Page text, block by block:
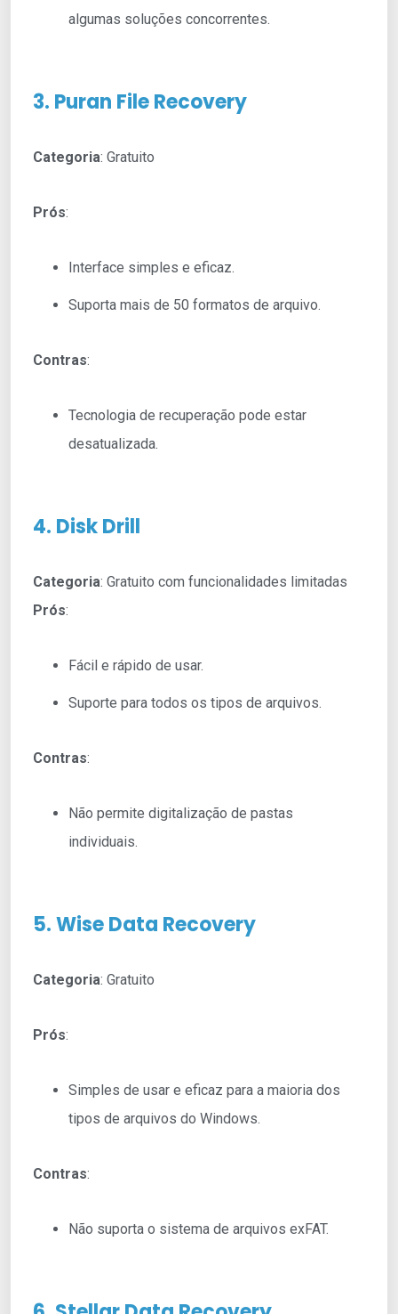
algumas soluções concorrentes.
3. Puran File Recovery
Categoria: Gratuito
Prós:
Interface simples e eficaz.
Suporta mais de 50 formatos de arquivo.
Contras:
Tecnologia de recuperação pode estar
desatualizada.
4. Disk Drill
Categoria: Gratuito com funcionalidades limitadas
Prós:
Fácil e rápido de usar.
Suporte para todos os tipos de arquivos.
Contras:
Não permite digitalização de pastas
individuais.
5. Wise Data Recovery
Categoria: Gratuito
Prós:
Simples de usar e eficaz para a maioria dos
tipos de arquivos do Windows.
Contras:
Não suporta o sistema de arquivos exFAT.